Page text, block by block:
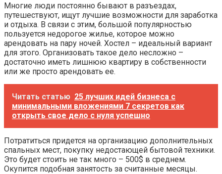
Многие люди постоянно бывают в разъездах,
путешествуют, ищут лучшие возможности для заработка
и отдыха. В связи с этим, большой популярностью
пользуется недорогое жилье, которое можно
арендовать на пару ночей. Хостел – идеальный вариант
для этого. Организовать такое дело несложно –
достаточно иметь лишнюю квартиру в собственности
или же просто арендовать ее.
Читать статью 25 лучших идей бизнеса с
минимальными вложениями 7 секретов как
открыть свое дело с нуля успешно
Потратиться придется на организацию дополнительных
спальных мест, покупку недостающей бытовой техники.
Это будет стоить не так много – 500$ в среднем.
Окупится подобная занятость за считанные месяцы.